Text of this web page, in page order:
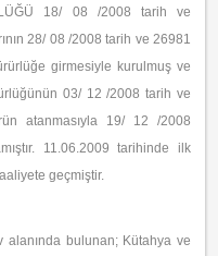
18/ 08 /2008 tarih ve
28/ 08 /2008 tarih ve 26981
girmesiyle kurulmuş ve
03/ 12 /2008 tarih ve
atanmasıyla 19/ 12 /2008
11.06.2009 tarihinde ilk
geçmiştir.
bulunan; Kütahya ve